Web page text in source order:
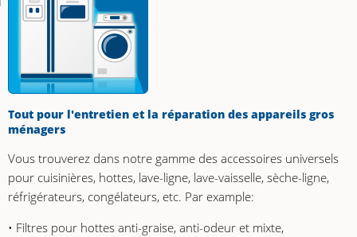
Tout pour l'entretien et la réparation des appareils gros
ménagers
Vous trouverez dans notre gamme des accessoires universels
pour cuisinières, hottes, lave-ligne, lave-vaisselle, sèche-ligne,
réfrigérateurs, congélateurs, etc. Par example:
• Filtres pour hottes anti-graise, anti-odeur et mixte,